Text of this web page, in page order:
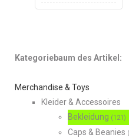
Kategoriebaum des Artikel:
Merchandise & Toys
Kleider & Accessoires
Bekleidung (121)
Caps & Beanies